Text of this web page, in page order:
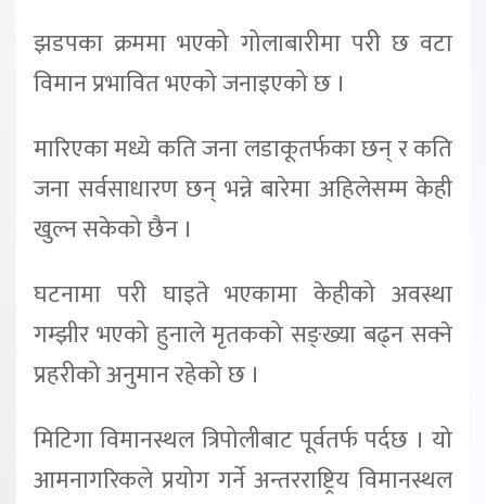
झडपका क्रममा भएको गोलाबारीमा परी छ वटा
विमान प्रभावित भएको जनाइएको छ ।
मारिएका मध्ये कति जना लडाकूतर्फका छन् र कति
जना सर्वसाधारण छन् भन्ने बारेमा अहिलेसम्म केही
खुल्न सकेको छैन ।
घटनामा परी घाइते भएकामा केहीको अवस्था
गम्झीर भएको हुनाले मृतकको सङ्ख्या बढ्न सक्ने
प्रहरीको अनुमान रहेको छ ।
मिटिगा विमानस्थल त्रिपोलीबाट पूर्वतर्फ पर्दछ । यो
आमनागरिकले प्रयोग गर्ने अन्तरराष्ट्रिय विमानस्थल